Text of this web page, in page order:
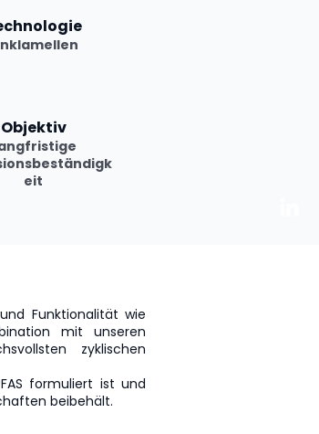
Objektiv
eit
Funktionalität wie
mit unseren
zyklischen
formuliert ist und
beibehält.